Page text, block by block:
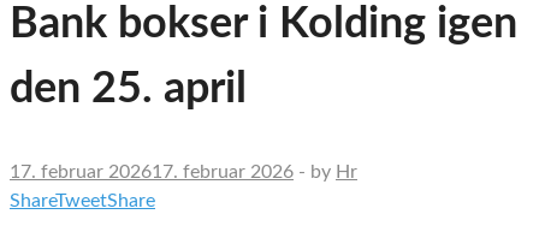
Bank bokser i Kolding igen
den 25. april
17. februar 202617. februar 2026 - by Hr
ShareTweetShare